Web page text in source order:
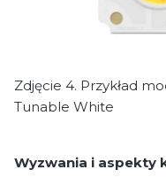
Zdjęcie 4. Przykład
Tunable White
Wyzwania i aspekty